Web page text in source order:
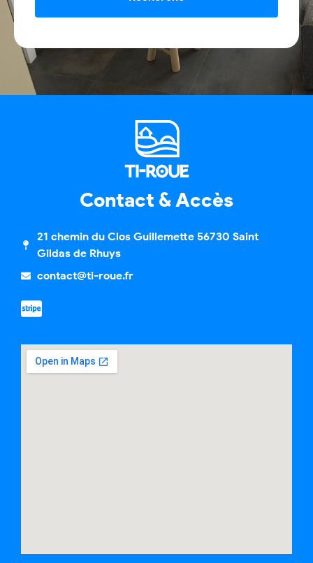
Contact & Accès
21 chemin du Clos Guillemette 56730 Saint
Gildas de Rhuys
contact@ti-roue.fr